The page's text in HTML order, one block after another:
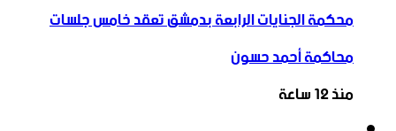
محكمة الجنايات الرابعة بدمشق تعقد خامس جلسات
محاكمة أحمد حسون
منذ 12 ساعة